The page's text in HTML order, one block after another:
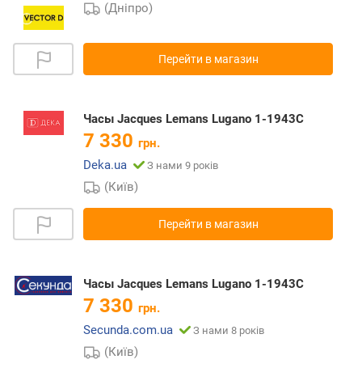
(Дніпро)
Перейти в магазин
Часы Jacques Lemans Lugano 1-1943C
7 330 грн.
Deka.ua
З нами 9 років
(Київ)
Перейти в магазин
Часы Jacques Lemans Lugano 1-1943C
7 330 грн.
Secunda.com.ua
З нами 8 років
(Київ)